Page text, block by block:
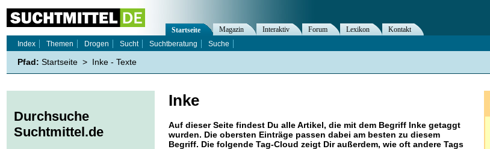
Inke
Auf dieser Seite findest Du alle Artikel, die mit dem Begriff Inke getaggt
wurden. Die obersten Einträge passen dabei am besten zu diesem
Begriff. Die folgende Tag-Cloud zeigt Dir außerdem, wie oft andere Tags
Startseite Magazin Interaktiv Forum Lexikon
Kontakt
Index
Themen Drogen Sucht Suchtberatung Suche
Pfad: Startseite > Inke - Texte
Durchsuche
Suchtmittel.de